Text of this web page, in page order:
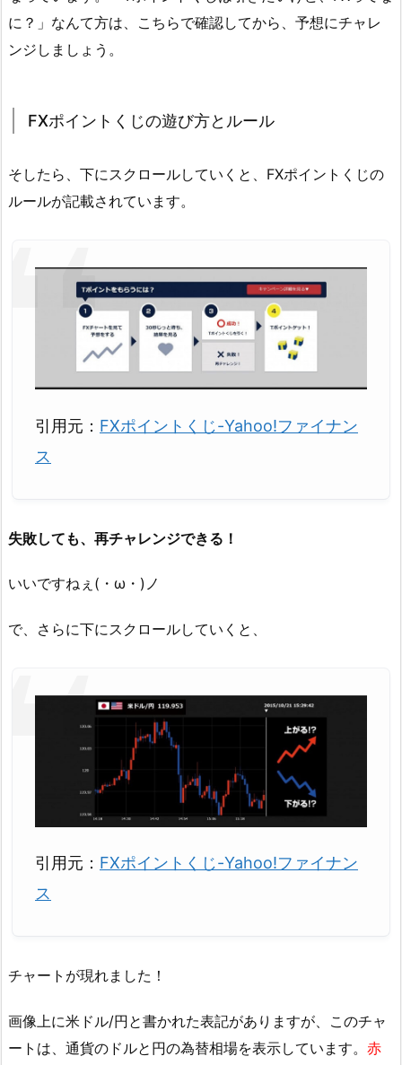
に？」なんて方は、こちらで確認してから、予想にチャレ
ンジしましょう。
FXポイントくじの遊び方とルール
そしたら、下にスクロールしていくと、FXポイントくじの
ルールが記載されています。
引用元： FXポイントくじ-Yahoo!ファイナン
ス
失敗しても、再チャレンジできる！
いいですねぇ(・ω・)ノ
で、さらに下にスクロールしていくと、
引用元： FXポイントくじ-Yahoo!ファイナン
ス
チャートが現れました！
画像上に米ドル/円と書かれた表記がありますが、このチャ
ートは、通貨のドルと円の為替相場を表示しています。 赤